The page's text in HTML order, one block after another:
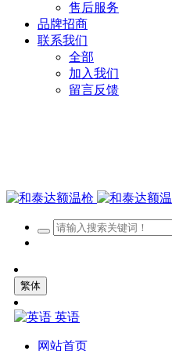
售后服务
品牌招商
联系我们
全部
加入我们
留言反馈
繁体
英语
网站首页